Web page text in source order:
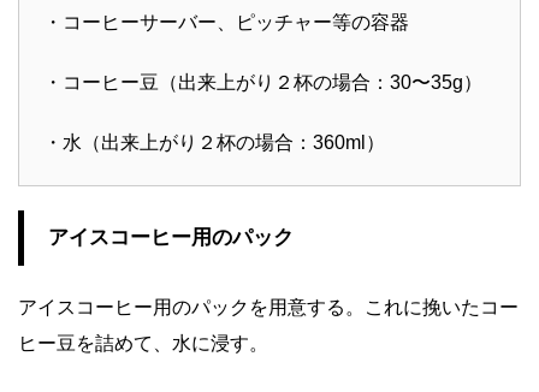
・コーヒーサーバー、ピッチャー等の容器
・コーヒー豆（出来上がり２杯の場合：30〜35g）
・水（出来上がり２杯の場合：360ml）
アイスコーヒー用のパック
アイスコーヒー用のパックを用意する。これに挽いたコー
ヒー豆を詰めて、水に浸す。